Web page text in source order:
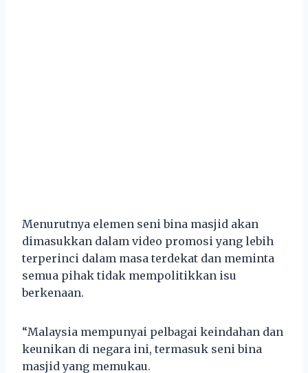
Menurutnya elemen seni bina masjid akan
dimasukkan dalam video promosi yang lebih
terperinci dalam masa terdekat dan meminta
semua pihak tidak mempolitikkan isu
berkenaan.
“Malaysia mempunyai pelbagai keindahan dan
keunikan di negara ini, termasuk seni bina
masjid yang memukau.